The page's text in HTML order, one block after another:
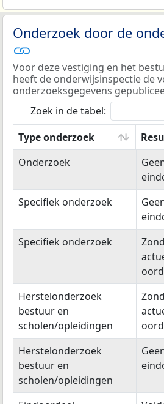
Onderzoek door de
Voor deze vestiging en het
heeft de onderwijsinspectie de
onderzoeksgegevens
Zoek in de tabel:
Type onderzoek
Type onderzoek
Onderzoek
Specifiek onderzoek
Specifiek onderzoek
Herstelonderzoek
bestuur en
scholen/opleidingen
Herstelonderzoek
bestuur en
scholen/opleidingen